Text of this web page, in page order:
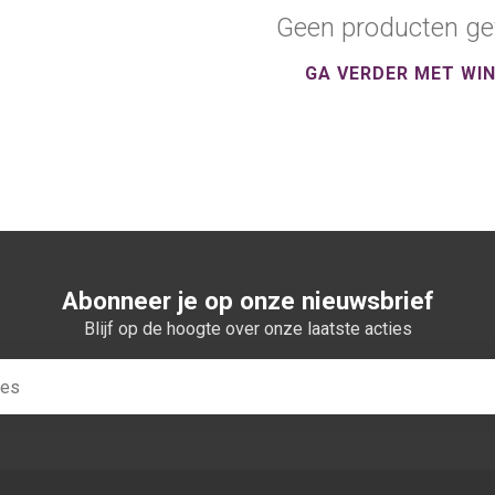
Geen producten
GA VERDER MET
Abonneer je op onze nieuwsbrief
Blijf op de hoogte over onze laatste acties